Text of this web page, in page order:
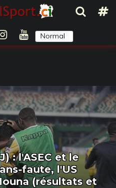
Normal
: l'ASEC et le
faute, l'US
(résultats et